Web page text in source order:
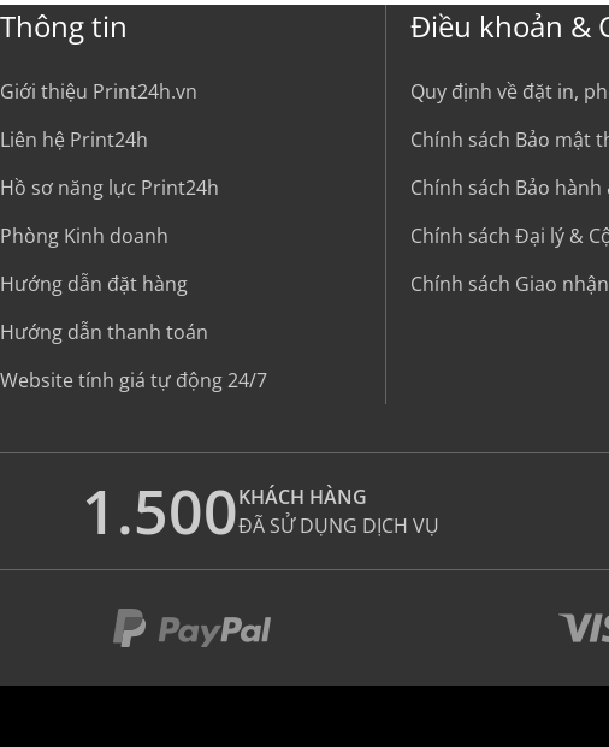
Thông tin
Giới thiệu Print24h.vn
Liên hệ Print24h
Hồ sơ năng lực Print24h
Phòng Kinh doanh
Hướng dẫn đặt hàng
Hướng dẫn thanh toán
Website tính giá tự động 24/7
Điều khoản &
Quy định về đặt in,
Chính sách Bảo mật
Chính sách Bảo
Chính sách Đại lý &
Chính sách Giao
1.500KHÁCH HÀNG
ĐÃ SỬ DỤNG DỊCH VỤ